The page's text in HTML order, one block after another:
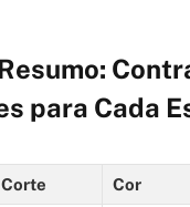
para Cada
Corte Cor